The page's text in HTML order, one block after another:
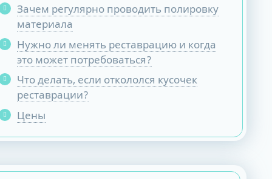
Straumann (Швейцария)
Nobel Biocare (США)
Neodent (Бразилия/Швейцария)
Dentium (Юж. Корея)
Зачем регулярно проводить полировку
материала
Нужно ли менять реставрацию и когда
это может потребоваться?
Что делать, если откололся кусочек
реставрации?
Цены